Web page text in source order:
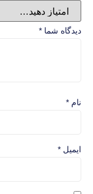
دیدگاه شما *
نام *
ایمیل *